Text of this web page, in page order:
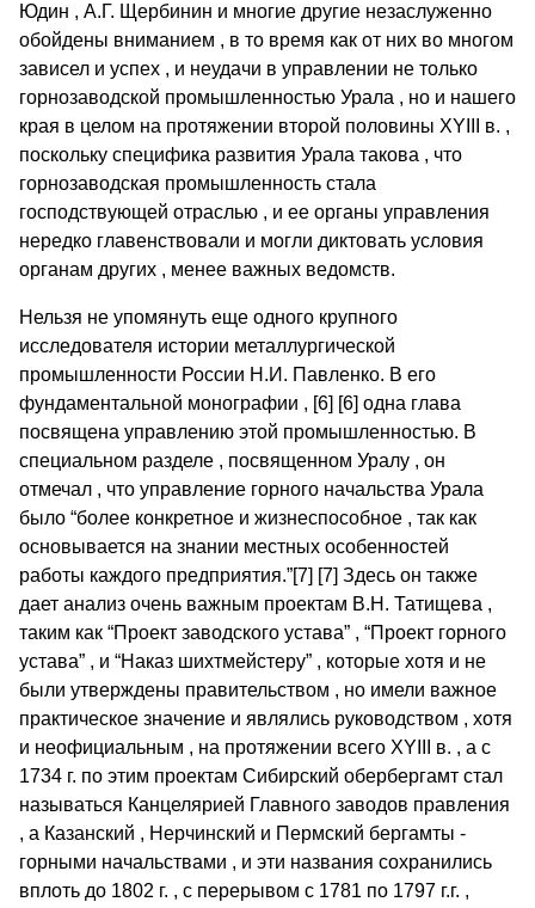
Юдин , А.Г. Щербинин и многие другие незаслуженно
обойдены вниманием , в то время как от них во многом
зависел и успех , и неудачи в управлении не только
горнозаводской промышленностью Урала , но и нашего
края в целом на протяжении второй половины XYIII в. ,
поскольку специфика развития Урала такова , что
горнозаводская промышленность стала
господствующей отраслью , и ее органы управления
нередко главенствовали и могли диктовать условия
органам других , менее важных ведомств.
Нельзя не упомянуть еще одного крупного
исследователя истории металлургической
промышленности России Н.И. Павленко. В его
фундаментальной монографии , [6] [6] одна глава
посвящена управлению этой промышленностью. В
специальном разделе , посвященном Уралу , он
отмечал , что управление горного начальства Урала
было “более конкретное и жизнеспособное , так как
основывается на знании местных особенностей
работы каждого предприятия.”[7] [7] Здесь он также
дает анализ очень важным проектам В.Н. Татищева ,
таким как “Проект заводского устава” , “Проект горного
устава” , и “Наказ шихтмейстеру” , которые хотя и не
были утверждены правительством , но имели важное
практическое значение и являлись руководством , хотя
и неофициальным , на протяжении всего XYIII в. , а с
1734 г. по этим проектам Сибирский обербергамт стал
называться Канцелярией Главного заводов правления
, а Казанский , Нерчинский и Пермский бергамты -
горными начальствами , и эти названия сохранились
вплоть до 1802 г. , с перерывом с 1781 по 1797 г.г. ,